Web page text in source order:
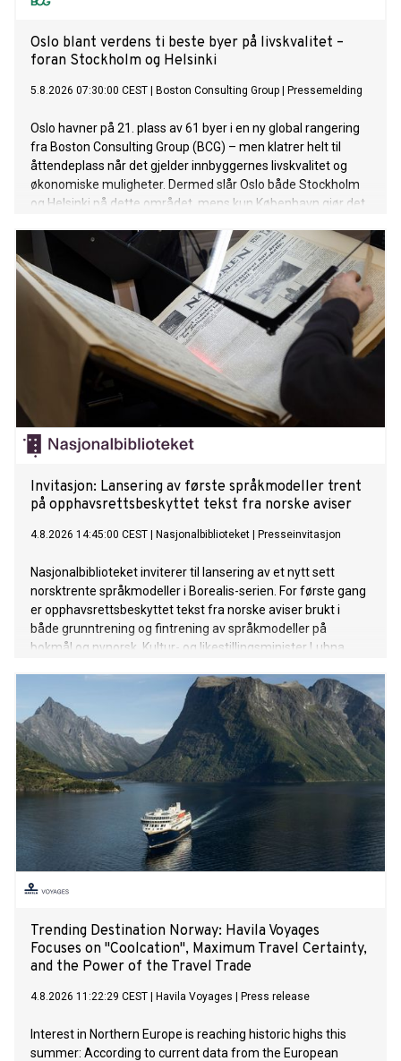
Oslo blant verdens ti beste byer på livskvalitet –
foran Stockholm og Helsinki
5.8.2026 07:30:00 CEST Boston Consulting Group Pressemelding
Oslo havner på 21. plass av 61 byer i en ny global rangering
fra Boston Consulting Group (BCG) – men klatrer helt til
åttendeplass når det gjelder innbyggernes livskvalitet og
økonomiske muligheter. Dermed slår Oslo både Stockholm
og Helsinki på dette området, mens kun København gjør det
Invitasjon: Lansering av første språkmodeller trent
på opphavsrettsbeskyttet tekst fra norske aviser
4.8.2026 14:45:00 CEST Nasjonalbiblioteket Presseinvitasjon
Nasjonalbiblioteket inviterer til lansering av et nytt sett
norsktrente språkmodeller i Borealis-serien. For første gang
er opphavsrettsbeskyttet tekst fra norske aviser brukt i
både grunntrening og fintrening av språkmodeller på
bokmål og nynorsk. Kultur- og likestillingsminister Lubna
Trending Destination Norway: Havila Voyages
Focuses on "Coolcation", Maximum Travel Certainty,
and the Power of the Travel Trade
4.8.2026 11:22:29 CEST Havila Voyages Press release
Interest in Northern Europe is reaching historic highs this
summer: According to current data from the European